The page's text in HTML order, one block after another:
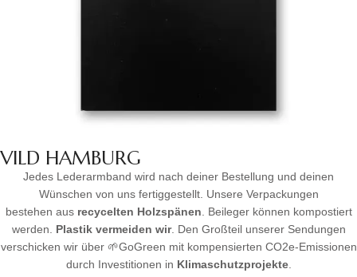
VILD HAMBURG
Jedes Lederarmband wird nach deiner Bestellung und deinen
Wünschen von uns fertiggestellt. Unsere Verpackungen
bestehen aus recycelten Holzspänen . Beileger können kompostiert
werden. Plastik vermeiden wir. Den Großteil unserer Sendungen
verschicken wir über 🌱GoGreen mit kompensierten CO2e-Emissionen
durch Investitionen in Klimaschutzprojekte.